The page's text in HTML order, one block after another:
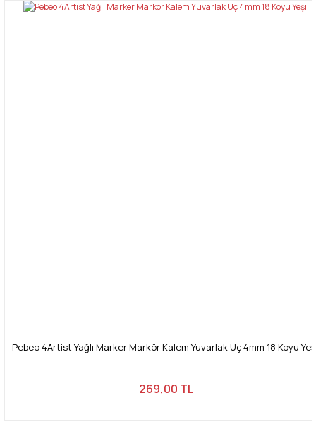
Pebeo 4Artist Yağlı Marker Markör Kalem Yuvarlak Uç 4mm 18 Koyu
269,00 TL